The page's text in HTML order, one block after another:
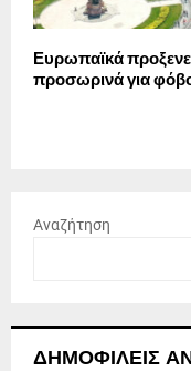
Ευρωπαϊκά
προσωρινά για
Αναζήτηση
ΔΗΜΟΦΙΛΕΊΣ